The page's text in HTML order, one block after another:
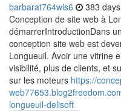
barbarat764wis6 383
Conception de site web à
démarrerIntroductionDans
conception site web est
Longueuil. Avoir une vitrine
visibilité, plus de clients, et
sur les moteurs https://
longueuil-delisoft